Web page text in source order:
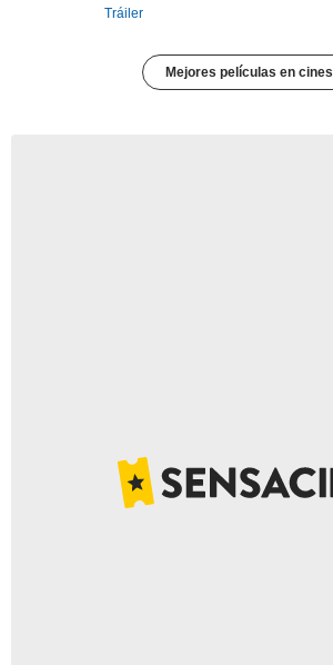
Tráiler
Mejores películas en cines